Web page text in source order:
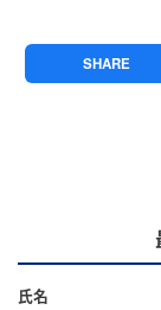
SHARE
氏名